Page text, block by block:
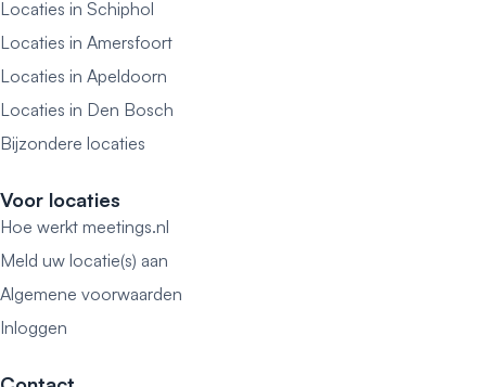
Locaties in Schiphol
Locaties in Amersfoort
Locaties in Apeldoorn
Locaties in Den Bosch
Bijzondere locaties
Voor locaties
Hoe werkt meetings.nl
Meld uw locatie(s) aan
Algemene voorwaarden
Inloggen